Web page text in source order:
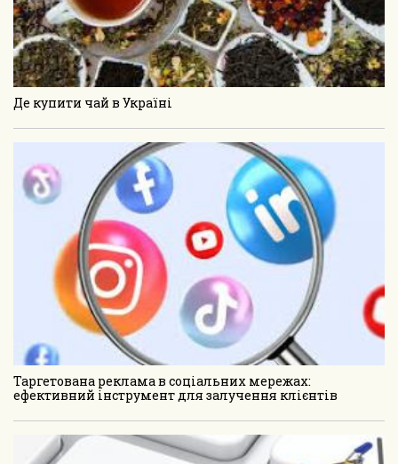
Де купити чай в Україні
Таргетована реклама в соціальних мережах:
ефективний інструмент для залучення клієнтів